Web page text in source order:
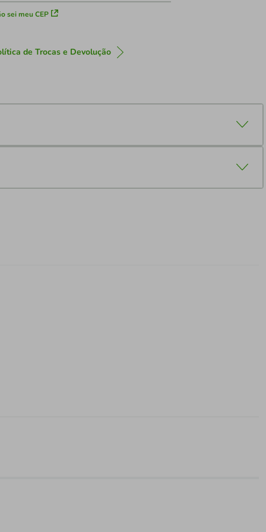
sei meu CEP
de Trocas e Devolução